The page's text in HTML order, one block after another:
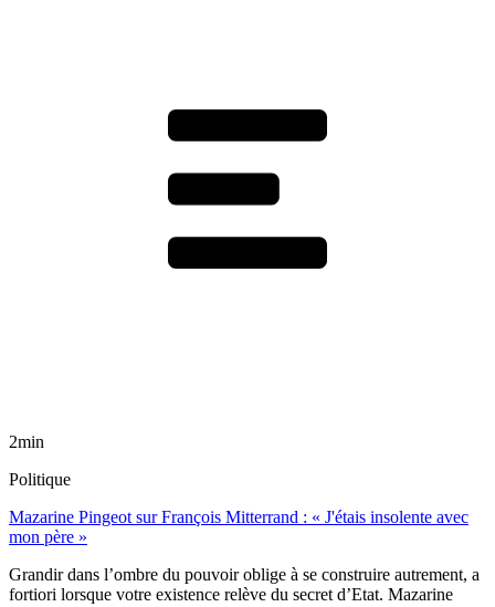
2min
Politique
Mazarine Pingeot sur François Mitterrand : « J'étais insolente avec
mon père »
Grandir dans l’ombre du pouvoir oblige à se construire autrement, a
fortiori lorsque votre existence relève du secret d’Etat. Mazarine